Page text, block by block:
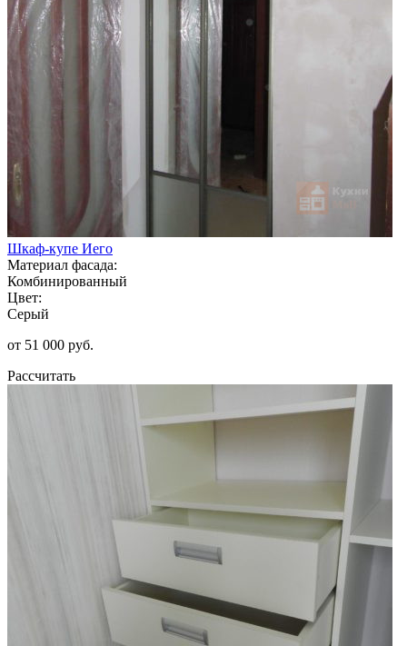
Шкаф-купе Иего
Материал фасада:
Комбинированный
Цвет:
Серый
от 51 000 руб.
Рассчитать